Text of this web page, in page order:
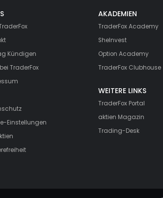
Kündigen
TraderFox
Einstellungen
AKADEMIEN
TraderFox Academy
SheInvest
Option Academy
TraderFox Clubhouse
WEITERE LINKS
TraderFox Portal
aktien Magazin
Trading-Desk